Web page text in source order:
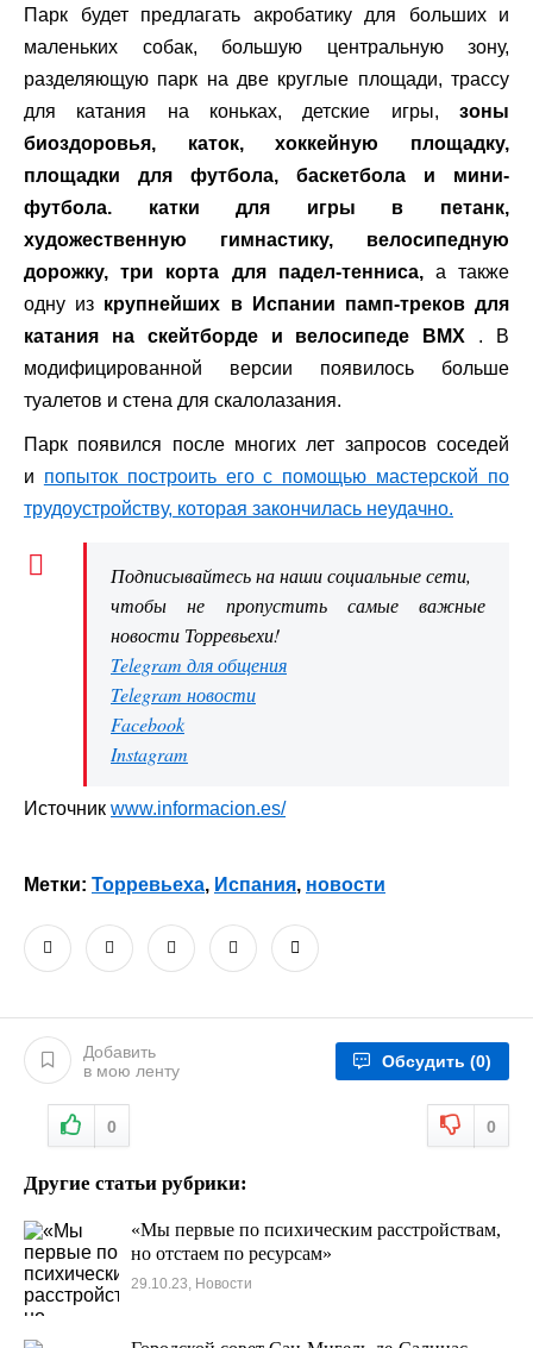
Парк будет предлагать акробатику для больших и
маленьких собак, большую центральную зону,
разделяющую парк на две круглые площади, трассу
для катания на коньках, детские игры, зоны
биоздоровья, каток, хоккейную площадку,
площадки для футбола, баскетбола и мини-
футбола. катки для игры в петанк,
художественную гимнастику, велосипедную
дорожку, три корта для падел-тенниса,а также
одну из крупнейших в Испании памп-треков для
катания на скейтборде и велосипеде BMX . В
модифицированной версии появилось больше
туалетов и стена для скалолазания.
Парк появился после многих лет запросов соседей
и попыток построить его с помощью мастерской по
трудоустройству, которая закончилась неудачно.
Подписывайтесь на наши социальные сети,
чтобы не пропустить самые важные
новости Торревьехи!
Telegram для общения
Telegram новости
Facebook
Instagram
Источник www.informacion.es/
Метки: Торревьеха, Испания, новости
Добавить
в мою ленту
Обсудить (0)
0 0
Другие статьи рубрики:
«Мы первые по психическим расстройствам,
но отстаем по ресурсам»
29.10.23, Новости